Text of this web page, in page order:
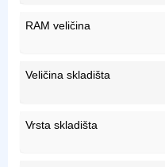
RAM veličina
Veličina skladišta
Vrsta skladišta